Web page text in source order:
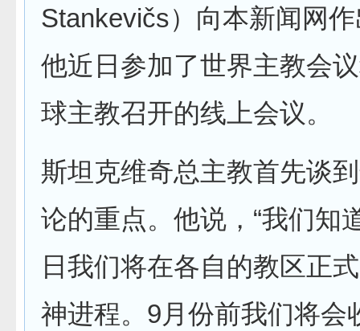
Stankevičs）向本新闻网
他近日参加了世界主教会
球主教召开的线上会议。
斯坦克维奇总主教首先谈
论的重点。他说，“我们知
日我们将在各自的教区正
神进程。9月份前我们将会